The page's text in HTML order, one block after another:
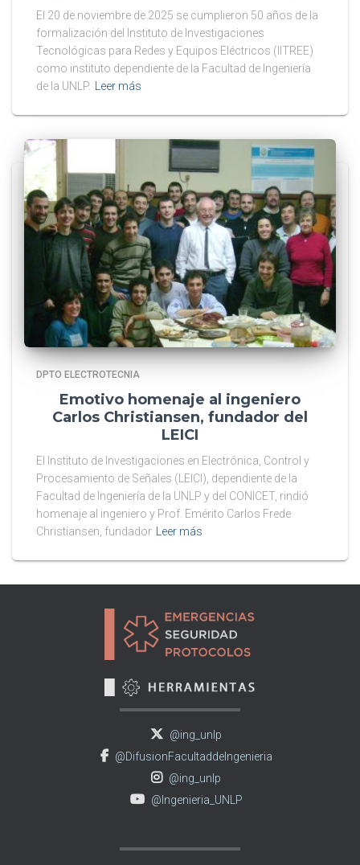
El 20 de noviembre de 2025 se cumplieron 50 años de la
formalización del Instituto de Investigaciones
Tecnológicas para Redes y Equipos Eléctricos (IITREE)
como instituto dependiente de la Facultad de Ingeniería
de la UNLP.
Leer más
DPTO ELECTROTECNIA
Emotivo homenaje al ingeniero
Carlos Christiansen, fundador del
LEICI
El Instituto de Investigaciones en Electrónica, Control y
Procesamiento de Señales (LEICI), dependiente de la
Facultad de Ingeniería de la UNLP y del CONICET, rindió
homenaje al ingeniero y Prof. Emérito Carlos Frede
Christiansen, fundador
Leer más
@ing_unlp
@DifusionFacultaddeIngenieria
@ing_unlp
@Ingenieria_UNLP